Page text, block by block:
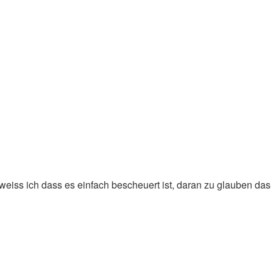
ich dass es einfach bescheuert ist, daran zu glauben das